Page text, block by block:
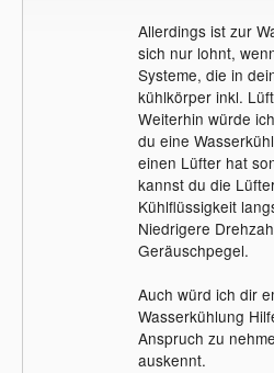
Allerdings ist zur
sich nur lohnt,
Systeme, die in
kühlkörper inkl.
Weiterhin würde
du eine
einen Lüfter hat
kannst du die
Kühlflüssigkeit
Niedrigere
Geräuschpegel.
Auch würd ich dir
Wasserkühlung
Anspruch zu
auskennt.